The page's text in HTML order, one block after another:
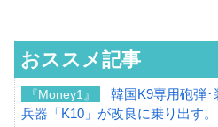
おススメ記事
『Money1』
韓国K9専用砲弾
兵器「K10」が改良に乗り出す。